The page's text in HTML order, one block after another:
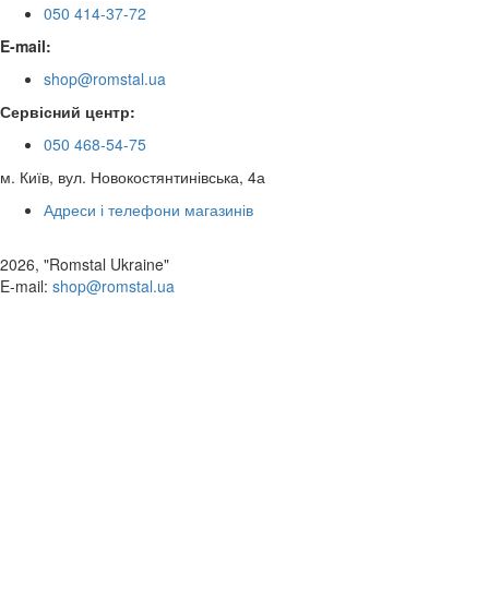
050 414-37-72
E-mail:
shop@romstal.ua
Сервісний центр:
050 468-54-75
м. Київ, вул. Новокостянтинівська, 4а
Адреси і телефони магазинів
2026, "Romstal Ukraine"
​E-mail: shop@romstal.ua